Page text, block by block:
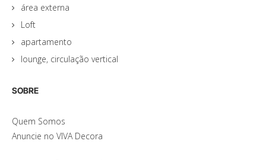
área externa
Loft
apartamento
lounge, circulação vertical
SOBRE
Quem Somos
Anuncie no VIVA Decora